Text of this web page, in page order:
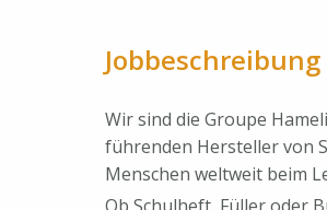
Jobbeschreibung
Wir sind die Groupe
führenden Hersteller von
Menschen weltweit beim